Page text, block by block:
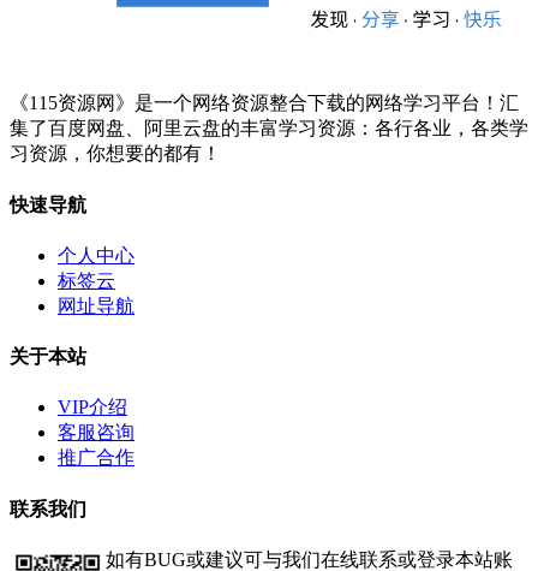
《115资源网》是一个网络资源整合下载的网络学习平台！汇
集了百度网盘、阿里云盘的丰富学习资源：各行各业，各类学
习资源，你想要的都有！
快速导航
个人中心
标签云
网址导航
关于本站
VIP介绍
客服咨询
推广合作
联系我们
如有BUG或建议可与我们在线联系或登录本站账